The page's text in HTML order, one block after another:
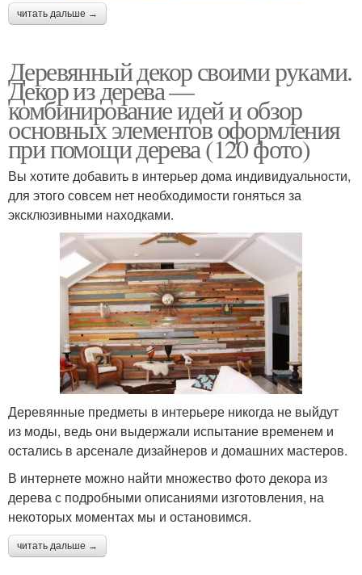
читать дальше →
Деревянный декор своими руками.
Декор из дерева —
комбинирование идей и обзор
основных элементов оформления
при помощи дерева (120 фото)
Вы хотите добавить в интерьер дома индивидуальности,
для этого совсем нет необходимости гоняться за
эксклюзивными находками.
Деревянные предметы в интерьере никогда не выйдут
из моды, ведь они выдержали испытание временем и
остались в арсенале дизайнеров и домашних мастеров.
В интернете можно найти множество фото декора из
дерева с подробными описаниями изготовления, на
некоторых моментах мы и остановимся.
читать дальше →